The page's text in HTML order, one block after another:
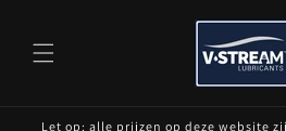
Let op: alle prijzen op deze website